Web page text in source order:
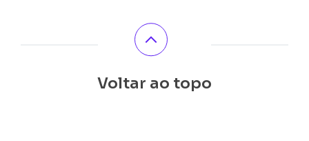
Voltar ao topo